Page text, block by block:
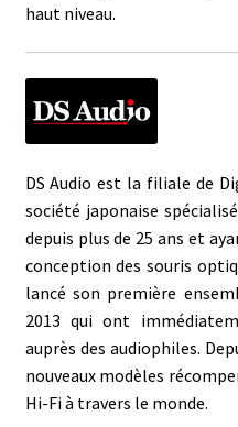
haut niveau.
DS Audio est la filiale de
société japonaise
depuis plus de 25 ans et
conception des souris
lancé son première
2013 qui ont
auprès des audiophiles.
nouveaux modèles
Hi-Fi à travers le monde.